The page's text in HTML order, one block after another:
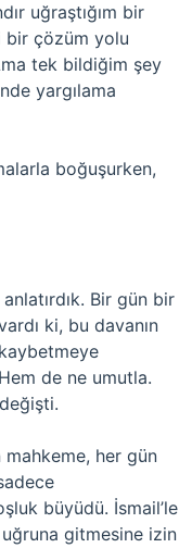
uğraştığım bir
bir çözüm yolu
tek bildiğim şey
yargılama
boğuşurken,
Bir gün bir
ki, bu davanın
de ne umutla.
her gün
büyüdü. İsmail’le
uğruna gitmesine izin